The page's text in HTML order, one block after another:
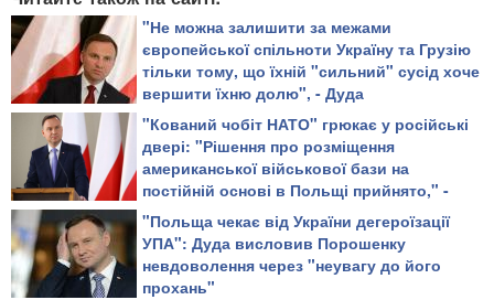
"Не можна залишити за межами
європейської спільноти Україну та Грузію
тільки тому, що їхній "сильний" сусід хоче
вершити їхню долю", - Дуда
"Кований чобіт НАТО" грюкає у російські
двері: "Рішення про розміщення
американської військової бази на
постійній основі в Польщі прийнято," -
Анджей Дуда
"Польща чекає від України дегероїзації
УПА": Дуда висловив Порошенку
невдоволення через "неувагу до його
прохань"